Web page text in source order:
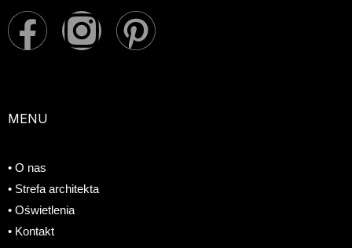
F
c
b
o
I
a
P
MENU
• O nas
• Strefa architekta
• Oświetlenia
• Kontakt